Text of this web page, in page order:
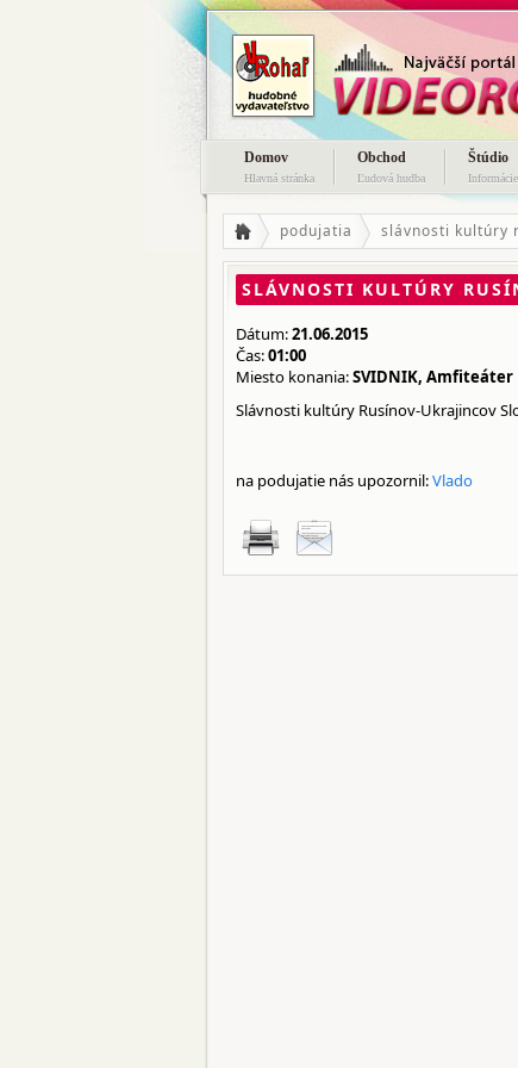
Domov
Hlavná stránka
Obchod
Ľudová hudba
Štúdio
Informácie
podujatia slávnosti kultúry
SLÁVNOSTI KULTÚRY
Dátum:21.06.2015
Čas:01:00
Miesto konania:SVIDNIK, Amfiteáter
Slávnosti kultúry Rusínov-Ukrajincov
na podujatie nás upozornil:Vlado